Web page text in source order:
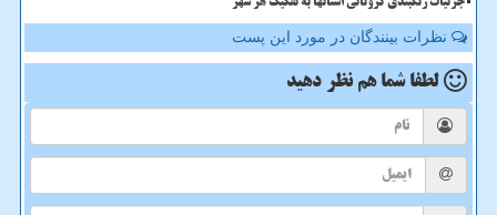
جزئیات رنگبندی كرونائی استانها به تفكیك هر شهر
نظرات بینندگان در مورد این پست
لطفا شما هم نظر دهید